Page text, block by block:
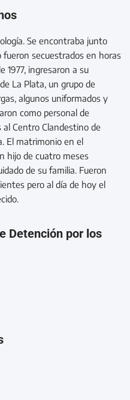
Se encontraba junto
secuestrados en horas
1977, ingresaron a su
La Plata, un grupo de
algunos uniformados y
como personal de
al Centro Clandestino de
El matrimonio en el
hijo de cuatro meses
de su familia. Fueron
pero al día de hoy el
Detención por los